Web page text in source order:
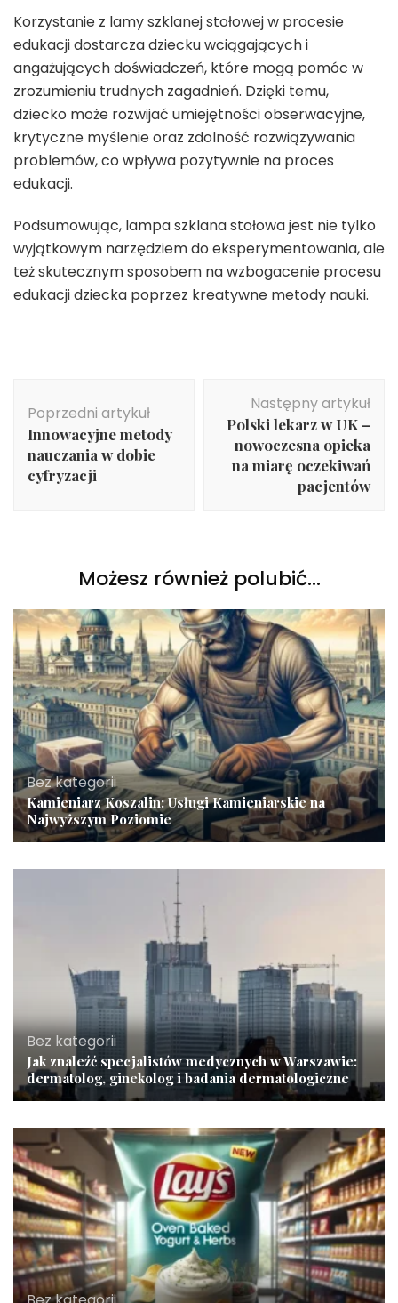
Korzystanie z lamy szklanej stołowej w procesie
edukacji dostarcza dziecku wciągających i
angażujących doświadczeń, które mogą pomóc w
zrozumieniu trudnych zagadnień. Dzięki temu,
dziecko może rozwijać umiejętności obserwacyjne,
krytyczne myślenie oraz zdolność rozwiązywania
problemów, co wpływa pozytywnie na proces
edukacji.
Podsumowując, lampa szklana stołowa jest nie tylko
wyjątkowym narzędziem do eksperymentowania, ale
też skutecznym sposobem na wzbogacenie procesu
edukacji dziecka poprzez kreatywne metody nauki.
wpisu
Poprzedni artykuł
Innowacyjne metody
nauczania w dobie
cyfryzacji
Następny artykuł
Polski lekarz w UK –
nowoczesna opieka
na miarę oczekiwań
pacjentów
Możesz również polubić…
Bez kategorii
Kamieniarz Koszalin: Usługi Kamieniarskie na
Najwyższym Poziomie
Bez kategorii
Jak znaleźć specjalistów medycznych w Warszawie:
dermatolog, ginekolog i badania dermatologiczne